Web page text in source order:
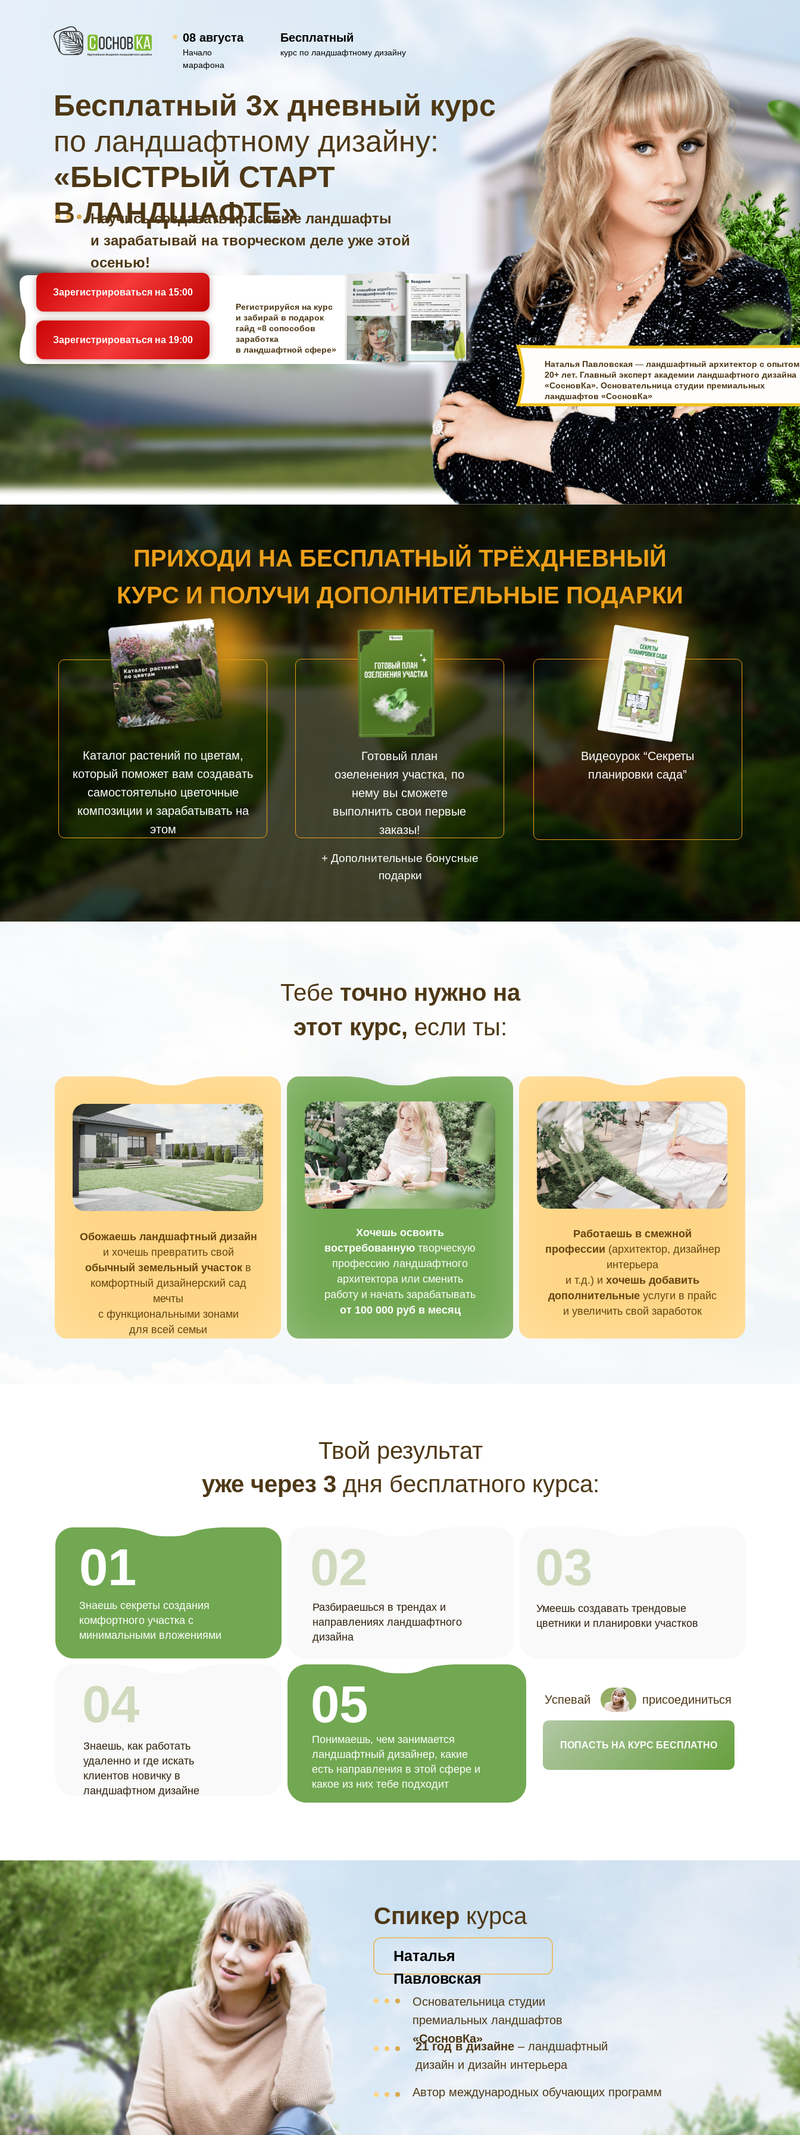
Научись создавать красивые ландшафты
и зарабатывай на творческом деле уже этой
осенью!
Бесплатный 3х дневный курс
по ландшафтному дизайну:
«БЫСТРЫЙ СТАРТ
В ЛАНДШАФТЕ»
08 августа
курс по ландшафтному дизайну
Начало
марафона
Бесплатный
Регистрируйся на курс
и забирай в подарок
гайд «8 сопособов
заработка
в ландшафтной сфере»
Наталья Павловская — ландшафтный архитектор с опытом
20+ лет. Главный эксперт академии ландшафтного дизайна
«СосновКа». Основательница студии премиальных
ландшафтов «СосновКа»
Зарегистрироваться на 19:00
Зарегистрироваться на 15:00
ПРИХОДИ НА БЕСПЛАТНЫЙ ТРЁХДНЕВНЫЙ
КУРС И ПОЛУЧИ ДОПОЛНИТЕЛЬНЫЕ ПОДАРКИ
Каталог растений по цветам,
который поможет вам создавать
самостоятельно цветочные
композиции и зарабатывать на
этом
Готовый план
озеленения участка, по
нему вы сможете
выполнить свои первые
заказы!
Видеоурок “Секреты
планировки сада”
+ Дополнительные бонусные
подарки
Обожаешь ландшафтный дизайн
и хочешь превратить свой
обычный земельный участок в
комфортный дизайнерский сад
мечты
с функциональными зонами
для всей семьи
Хочешь освоить
востребованную творческую
профессию ландшафтного
архитектора или сменить
работу и начать зарабатывать
от 100 000 руб в месяц
Работаешь в смежной
профессии (архитектор, дизайнер
интерьера
и т.д.) и хочешь добавить
дополнительные услуги в прайс
и увеличить свой заработок
Тебе точно нужно на
этот курс, если ты:
Твой результат
уже через 3 дня бесплатного курса:
Знаешь секреты создания
комфортного участка с
минимальными вложениями
Разбираешься в трендах и
направлениях ландшафтного
дизайна
Умеешь создавать трендовые
цветники и планировки участков
01 02
Знаешь, как работать
удаленно и где искать
клиентов новичку в
ландшафтном дизайне
03
Понимаешь, чем занимается
ландшафтный дизайнер, какие
есть направления в этой сфере и
какое из них тебе подходит
04 05
ПОПАСТЬ НА КУРС БЕСПЛАТНО
Успевай присоединиться
Спикер курса
Основательница студии
премиальных ландшафтов
«СосновКа»
Автор международных обучающих программ
Наталья
Павловская
21 год в дизайне – ландшафтный
дизайн и дизайн интерьера